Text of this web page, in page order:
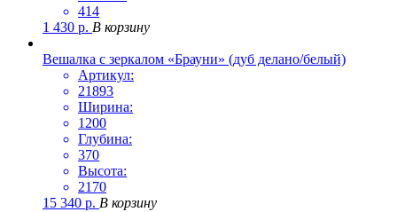
414
1 430 р. В корзину
Вешалка с зеркалом «Брауни» (дуб делано/белый)
Артикул:
21893
Ширина:
1200
Глубина:
370
Высота:
2170
15 340 р. В корзину